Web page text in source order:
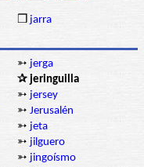
❒ jarra
➳ jerga
✰ jeringuilla
➳ jersey
➳ Jerusalén
➳ jeta
➳ jilguero
➳ jingoísmo